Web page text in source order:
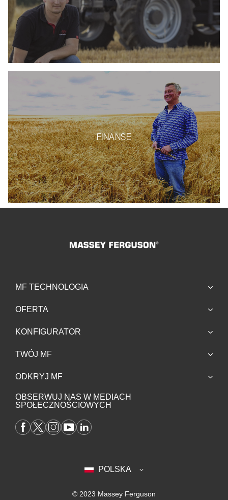
FINANSE
MF TECHNOLOGIA
OFERTA
KONFIGURATOR
TWÓJ MF
ODKRYJ MF
OBSERWUJ NAS W MEDIACH
SPOŁECZNOŚCIOWYCH
POLSKA
© 2023 Massey Ferguson